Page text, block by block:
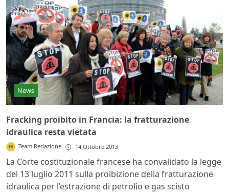
News
Fracking proibito in Francia: la fratturazione
idraulica resta vietata
Team Redazione 14 Ottobre 2013
La Corte costituzionale francese ha convalidato la legge
del 13 luglio 2011 sulla proibizione della fratturazione
idraulica per l’estrazione di petrolio e gas scisto